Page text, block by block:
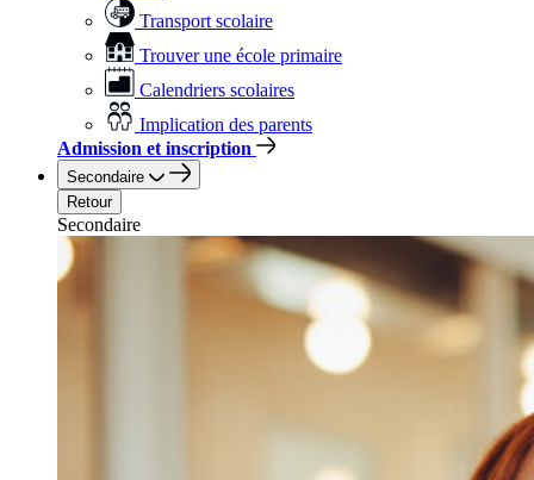
Transport scolaire
Trouver une école primaire
Calendriers scolaires
Implication des parents
Admission et inscription
Secondaire
Retour
Secondaire